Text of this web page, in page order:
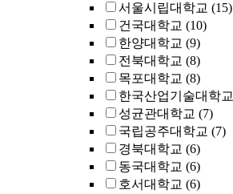
서울시립대학교 (15)
건국대학교 (10)
한양대학교 (9)
전북대학교 (8)
목포대학교 (8)
한국산업기술대학교
성균관대학교 (7)
국립공주대학교 (7)
경북대학교 (6)
동국대학교 (6)
호서대학교 (6)